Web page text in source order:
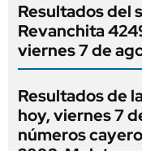
Resultados del
Revanchita
viernes 7 de
Resultados de
hoy, viernes 7
números